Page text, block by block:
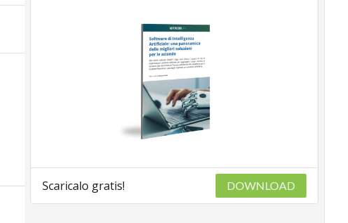
Scaricalo gratis! DOWNLOAD